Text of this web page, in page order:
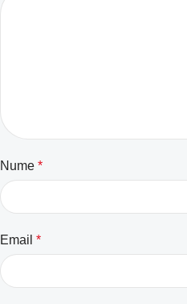
Nume *
Email *